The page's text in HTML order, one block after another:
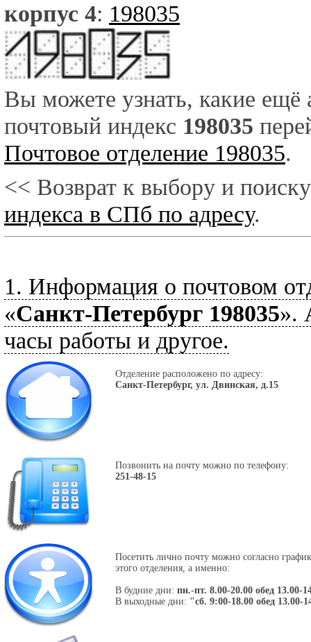
корпус 4: 198035
Вы можете узнать, какие ещё
почтовый индекс 198035
Почтовое отделение 198035.
<< Возврат к выбору и
индекса в СПб по адресу.
1. Информация о почтовом
«Санкт-Петербург 198035».
часы работы и другое.
Отделение расположено по адресу:
Санкт-Петербург, ул. Двинская, д.15
Позвонить на почту можно по телефону:
251-48-15
Посетить лично почту можно согласно
этого отделения, а именно:
В будние дни: пн.-пт. 8.00-20.00 обед 13.00-
В выходные дни: "сб. 9:00-18.00 обед 13.00-